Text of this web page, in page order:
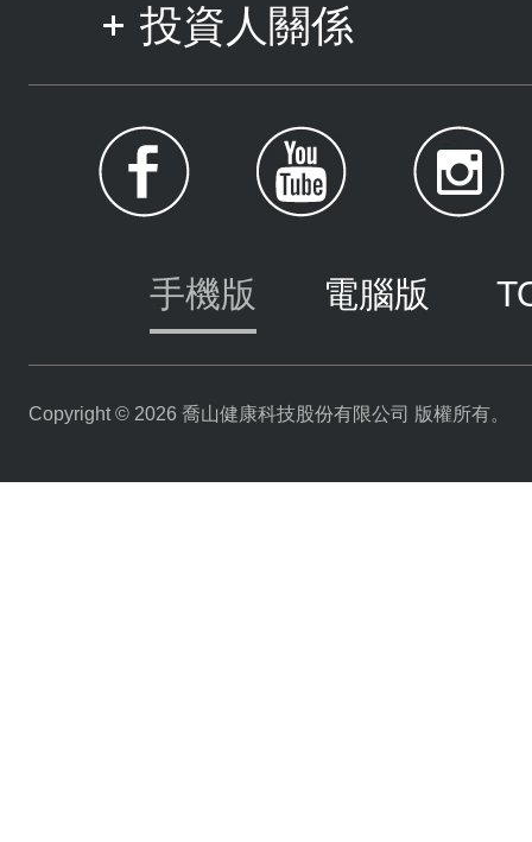
投資人關係
手機版 電腦版
Copyright © 2026 喬山健康科技股份有限公司 版權所有。